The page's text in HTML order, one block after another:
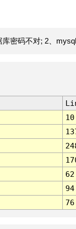
密码不对; 2、mysql
10
62
94
76